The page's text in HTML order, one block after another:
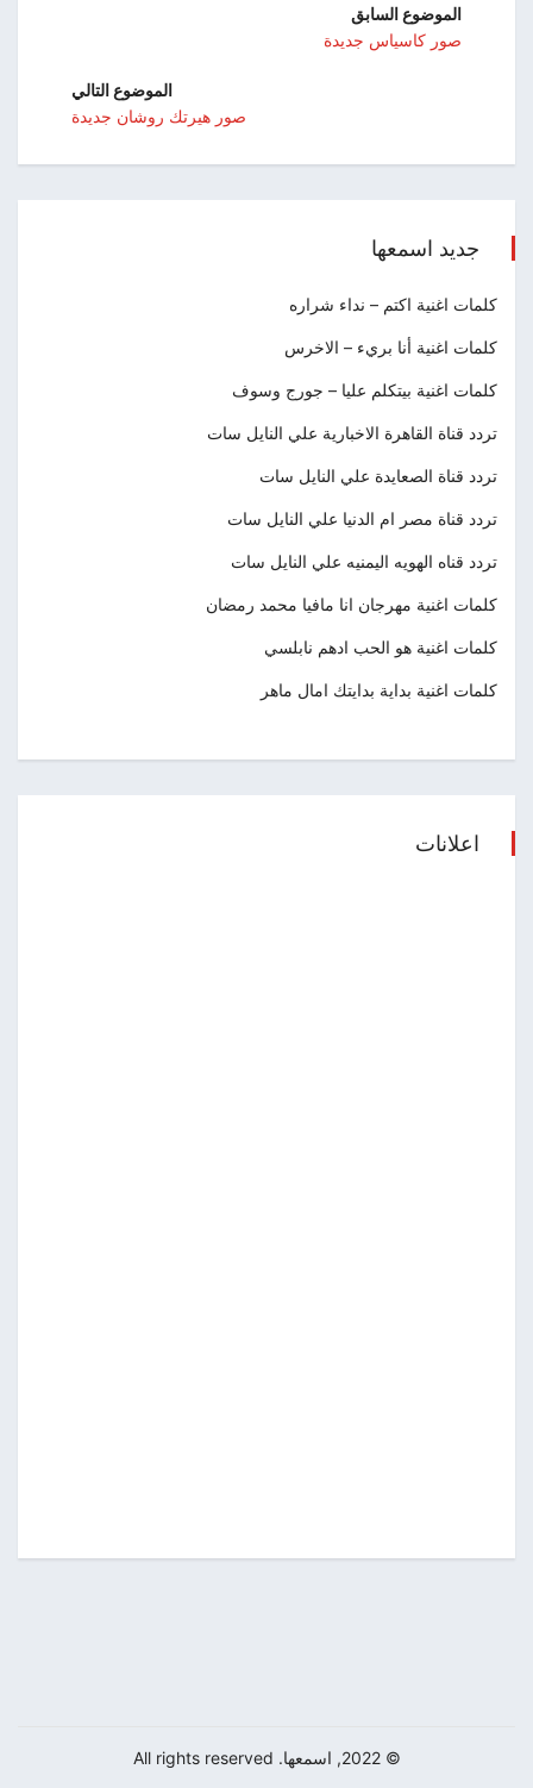
الموضوع السابق
صور كاسياس جديدة
الموضوع التالي
صور هيرتك روشان جديدة
جديد اسمعها
كلمات اغنية اكتم – نداء شراره
كلمات اغنية أنا بريء – الاخرس
كلمات اغنية بيتكلم عليا – جورج وسوف
تردد قناة القاهرة الاخبارية علي النايل سات
تردد قناة الصعايدة علي النايل سات
تردد قناة مصر ام الدنيا علي النايل سات
تردد قناه الهويه اليمنيه علي النايل سات
كلمات اغنية مهرجان انا مافيا محمد رمضان
كلمات اغنية هو الحب ادهم نابلسي
كلمات اغنية بداية بدايتك امال ماهر
اعلانات
© 2022, اسمعها. All rights reserved